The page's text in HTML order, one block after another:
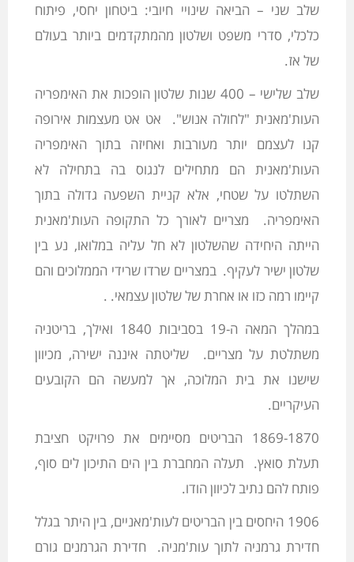
שלב שני – הביאה שינויי חיובי: ביטחון יחסי, פיתוח
כלכלי, סדרי משפט ושלטון מהמתקדמים ביותר בעולם
של אז.
שלב שלישי – 400 שנות שלטון הופכות את האימפריה
העות'מאנית "לחולה אנוש". אט אט מעצמות אירופה
קנו לעצמם יותר מעורבות ואחיזה בתוך האימפריה
העות'מאנית הם מתחילים לנגוס בה בתחילה לא
השתלטו על שטחי, אלא קניית השפעה גדולה בתוך
האימפריה. מצריים לאורך כל התקופה העות'מאנית
הייתה היחידה שהשלטון לא חל עליה במלואו, נע בין
שלטון ישיר לעקיף. במצריים שרדו שרידי הממלוכים והם
קיימו רמה כזו או אחרת של שלטון עצמאי. .
במהלך המאה ה-19 בסביבות 1840 ואילך, בריטניה
משתלטת על מצריים. שליטתה איננה ישירה, מכיוון
שישנו את בית המלוכה, אך למעשה הם הקובעים
העיקריים.
1869-1870 הבריטים מסיימים את פרויקט חציבת
תעלת סואץ. תעלה המחברת בין הים התיכון לים סוף,
פותח להם נתיב לכיוון הודו.
1906 היחסים בין הבריטים לעות'מאניים, בין היתר בגלל
חדירת גרמניה לתוך עות'מניה. חדירת הגרמנים גורם